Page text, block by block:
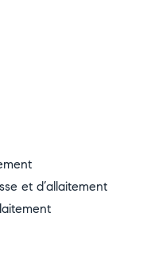
et d’allaitement